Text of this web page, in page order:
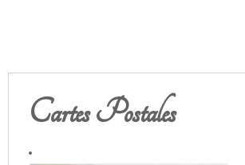
Cartes Postales